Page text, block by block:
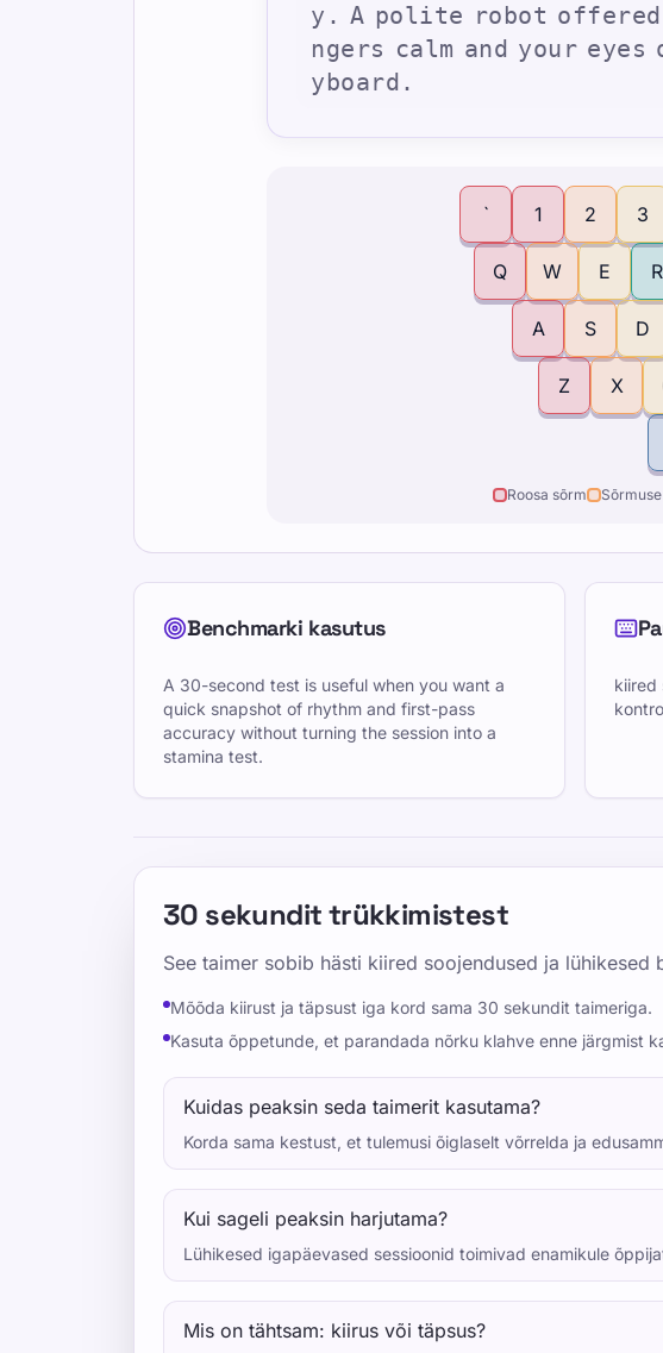
y . A polite robot offered
nge rs calm and you r eyes
yboard .
` 1 2 3
Q W E R
A S D
Z X
Roosa sõrm
Benchmarki kasutus
A 30-second test is useful when you want a
quick snapshot of rhythm and first-pass
accuracy without turning the session into a
stamina test.
kiired
30 sekundit trükkimistest
See taimer sobib hästi kiired soojendused ja lühikesed
Mõõda kiirust ja täpsust iga kord sama 30 sekundit taimeriga.
Kasuta õppetunde, et parandada nõrku klahve enne järgmist
Kuidas peaksin seda taimerit kasutama?
Korda sama kestust, et tulemusi õiglaselt võrrelda ja
Kui sageli peaksin harjutama?
Lühikesed igapäevased sessioonid toimivad enamikule
Mis on tähtsam: kiirus või täpsus?